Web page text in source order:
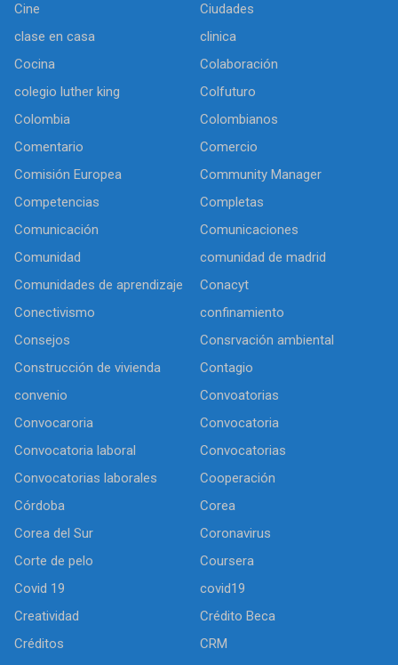
Cine
Ciudades
clase en casa
clinica
Cocina
Colaboración
colegio luther king
Colfuturo
Colombia
Colombianos
Comentario
Comercio
Comisión Europea
Community Manager
Competencias
Completas
Comunicación
Comunicaciones
Comunidad
comunidad de madrid
Comunidades de aprendizaje
Conacyt
Conectivismo
confinamiento
Consejos
Consrvación ambiental
Construcción de vivienda
Contagio
convenio
Convoatorias
Convocaroria
Convocatoria
Convocatoria laboral
Convocatorias
Convocatorias laborales
Cooperación
Córdoba
Corea
Corea del Sur
Coronavirus
Corte de pelo
Coursera
Covid 19
covid19
Creatividad
Crédito Beca
Créditos
CRM